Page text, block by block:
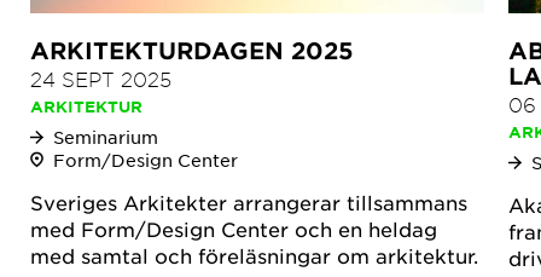
ARKITEKTURDAGEN 2025
24 SEPT 2025
ARKITEKTUR
Seminarium
Form/Design Center
Sveriges Arkitekter arrangerar tillsammans
med Form/Design Center och en heldag
med samtal och föreläsningar om arkitektur.
06